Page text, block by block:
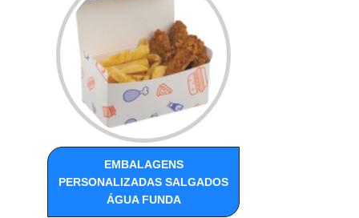
EMBALAGENS
PERSONALIZADAS SALGADOS
ÁGUA FUNDA